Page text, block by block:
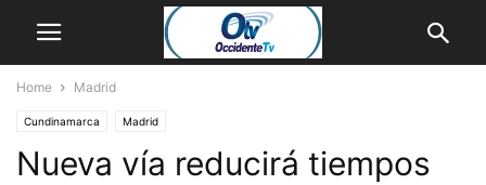
Home Madrid
Cundinamarca Madrid
Nueva vía reducirá tiempos